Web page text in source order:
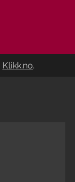
Klikk.no.